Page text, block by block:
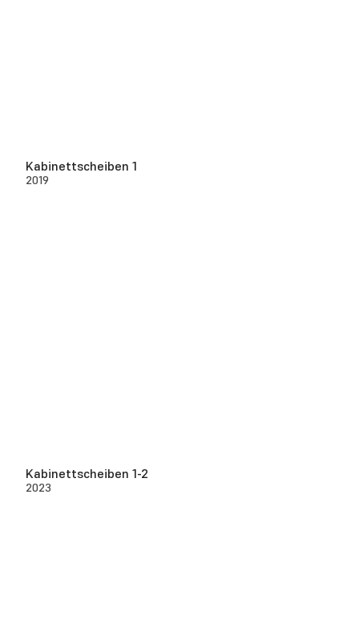
Kabinettscheiben 1
2019
Kabinettscheiben 1-2
2023